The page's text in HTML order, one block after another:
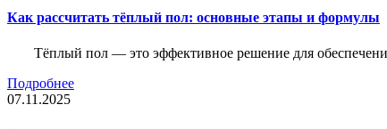
Как рассчитать тёплый пол: основные этапы и формулы
Тёплый пол — это эффективное решение для
Подробнее
07.11.2025